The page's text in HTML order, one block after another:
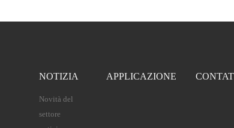
NOTIZIA
Novità del
settore
APPLICAZIONE